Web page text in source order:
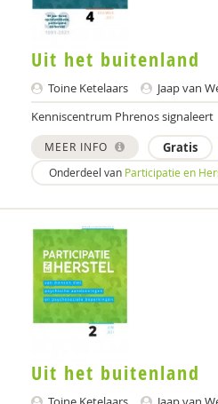
Lectoraat Rehabilitatie,
Petra Havinga
Jet Heering
Michiel van Hees
Katinka Hellweg
Koen Hermans
Maaike Hermsen
Bert van der Hoek
Max Huber
Willem Huijnk
Karl Huisman
Uit het buitenland
Toine Ketelaars
Jaap van
Kenniscentrum Phrenos signaleert
MEER INFO Gratis
Onderdeel van Participatie en
Uit het buitenland